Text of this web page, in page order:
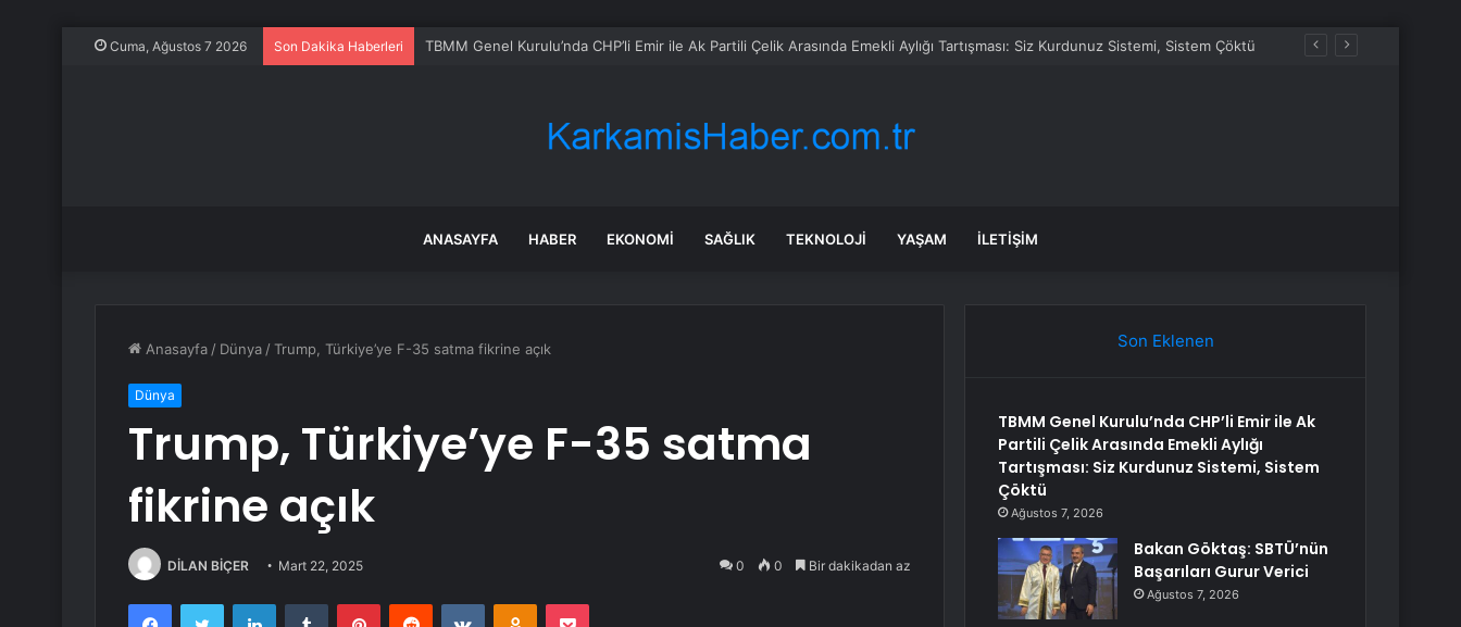
Cuma, Ağustos 7 2026 Son Dakika Haberleri TBMM Genel Kurulu’nda CHP’li Emir ile Ak Partili Çelik Arasında Emekli Aylığı Tartışması: Siz Kurdunuz Sistemi, Sistem Çöktü
ANASAYFA HABER EKONOMI SAĞLIK TEKNOLOJI YAŞAM İLETIŞIM
Anasayfa / Dünya /Trump, Türkiye’ye F-35 satma fikrine açık
Dünya
Trump, Türkiye’ye F-35 satma
fikrine açık
DİLAN BİÇER Mart 22, 2025 0 0 Bir dakikadan az
FacebookTwitter LinkedInTumblr PinterestReddit VKontakteOdnoklassniki
Pocket
Son Eklenen
TBMM Genel Kurulu’nda CHP’li Emir ile Ak
Partili Çelik Arasında Emekli Aylığı
Tartışması: Siz Kurdunuz Sistemi, Sistem
Çöktü
Ağustos 7, 2026
Bakan Göktaş: SBTÜ’nün
Başarıları Gurur Verici
Ağustos 7, 2026